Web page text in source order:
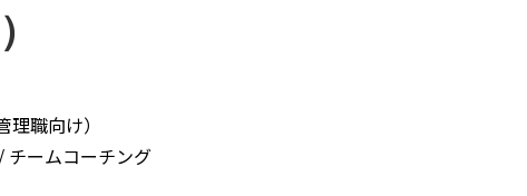
職向け）
チームコーチング